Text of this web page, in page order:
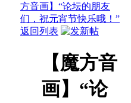
方音画】“论坛的朋友
们，祝元宵节快乐哦！”
返回列表
【魔方音
画】“论